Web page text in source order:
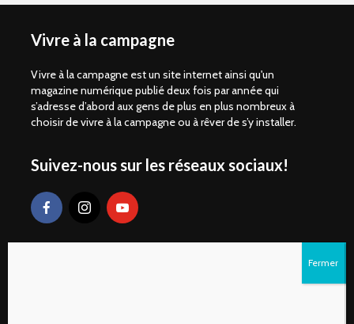
Vivre à la campagne
Vivre à la campagne est un site internet ainsi qu'un
magazine numérique publié deux fois par année qui
s’adresse d’abord aux gens de plus en plus nombreux à
choisir de vivre à la campagne ou à rêver de s’y installer.
Suivez-nous sur les réseaux sociaux!